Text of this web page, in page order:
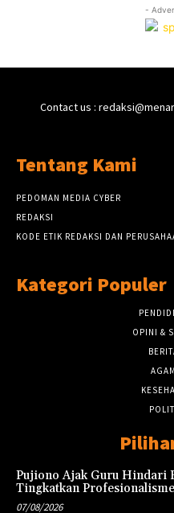
-
Contact us :
Tentang Kami
PEDOMAN MEDIA CYBER
REDAKSI
KODE ETIK REDAKSI DAN
Kategori Populer
OPINI &
Pujiono Ajak Guru Hindari
Tingkatkan Profesionalisme
07/08/2026